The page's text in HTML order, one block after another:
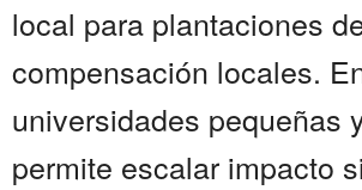
local para plantaciones
compensación locales.
universidades pequeñas
permite escalar impacto